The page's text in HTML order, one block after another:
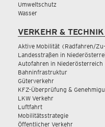
Umweltschutz
Wasser
VERKEHR & TECHNIK
Aktive Mobilität (Radfahren/
Landesstraßen in
Autofahren in Niederösterreich
Bahninfrastruktur
Güterverkehr
KFZ-Überprüfung &
LKW Verkehr
Luftfahrt
Mobilitätsstrategie
Öffentlicher Verkehr